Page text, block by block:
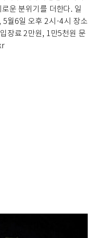
운 분위기를 더한다. 일
월6일 오후 2시·4시 장소
장료 2만원, 1만5천원 문